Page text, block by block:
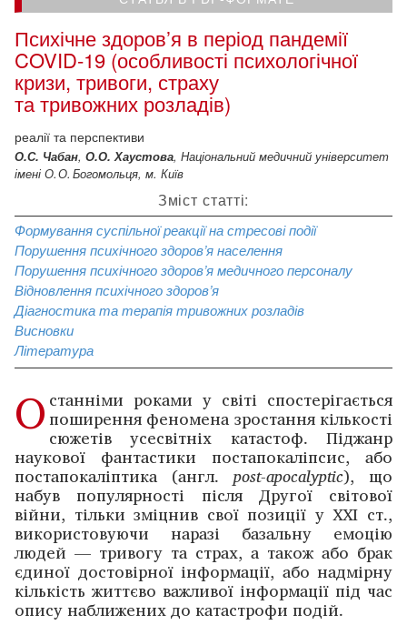
Психічне здоров’я в період пандемії
COVID‑19 (особливості психологічної
кризи, тривоги, страху
та тривожних розладів)
реалії та перспективи
О.С. Чабан, О.О. Хаустова, Національний медичний університет
імені О. О. Богомольця, м. Київ
Зміст статті:
Формування суспільної реакції на стресові події
Порушення психічного здоров’я населення
Порушення психічного здоров’я медичного персоналу
Відновлення психічного здоров’я
Діагностика та терапія тривожних розладів
Висновки
Література
О станніми роками у світі спостерігається
поширення феномена зростання кількості
сюжетів усесвітніх катастоф. Піджанр
наукової фантас­тики постапокаліпсис, або
постапокаліптика (англ. post-apocalyptic), що
набув популярності після Другої світової
війни, тільки зміцнив свої позиції у ХХІ ст.,
використовуючи наразі базальну емоцію
людей — тривогу та страх, а також або брак
єдиної достовірної інформації, або надмірну
кількість життєво важливої інформації під час
­опису наближених до катастрофи подій.